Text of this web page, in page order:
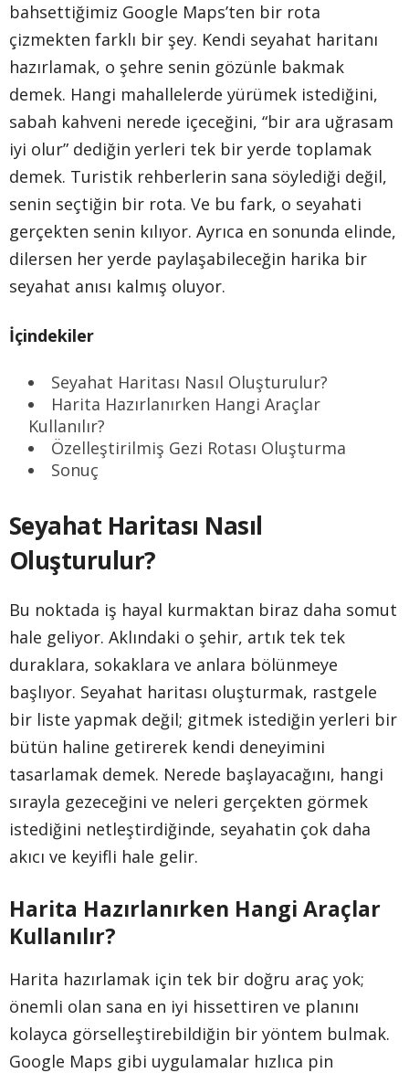
bahsettiğimiz Google Maps’ten bir rota
çizmekten farklı bir şey. Kendi seyahat haritanı
hazırlamak, o şehre senin gözünle bakmak
demek. Hangi mahallelerde yürümek istediğini,
sabah kahveni nerede içeceğini, “bir ara uğrasam
iyi olur” dediğin yerleri tek bir yerde toplamak
demek. Turistik rehberlerin sana söylediği değil,
senin seçtiğin bir rota. Ve bu fark, o seyahati
gerçekten senin kılıyor. Ayrıca en sonunda elinde,
dilersen her yerde paylaşabileceğin harika bir
seyahat anısı kalmış oluyor.
İçindekiler
Seyahat Haritası Nasıl Oluşturulur?
Harita Hazırlanırken Hangi Araçlar
Kullanılır?
Özelleştirilmiş Gezi Rotası Oluşturma
Sonuç
Seyahat Haritası Nasıl
Oluşturulur?
Bu noktada iş hayal kurmaktan biraz daha somut
hale geliyor. Aklındaki o şehir, artık tek tek
duraklara, sokaklara ve anlara bölünmeye
başlıyor. Seyahat haritası oluşturmak, rastgele
bir liste yapmak değil; gitmek istediğin yerleri bir
bütün haline getirerek kendi deneyimini
tasarlamak demek. Nerede başlayacağını, hangi
sırayla gezeceğini ve neleri gerçekten görmek
istediğini netleştirdiğinde, seyahatin çok daha
akıcı ve keyifli hale gelir.
Harita Hazırlanırken Hangi Araçlar
Kullanılır?
Harita hazırlamak için tek bir doğru araç yok;
önemli olan sana en iyi hissettiren ve planını
kolayca görselleştirebildiğin bir yöntem bulmak.
Google Maps gibi uygulamalar hızlıca pin